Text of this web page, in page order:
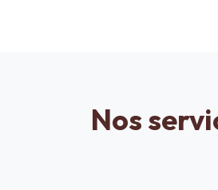
Nos